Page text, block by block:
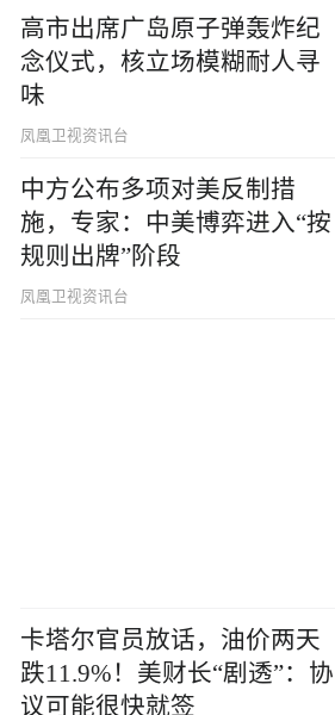
高市出席广岛原子弹轰炸纪
念仪式，核立场模糊耐人寻
味
凤凰卫视资讯台
中方公布多项对美反制措
施，专家：中美博弈进入“按
规则出牌”阶段
凤凰卫视资讯台
卡塔尔官员放话，油价两天
跌11.9%！美财长“剧透”：协
议可能很快就签